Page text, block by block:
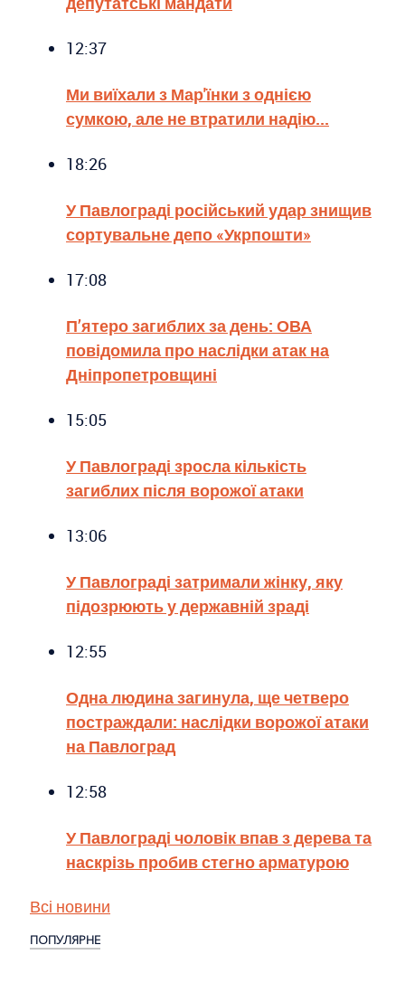
12:37
Ми виїхали з Мар'їнки з однією
сумкою, але не втратили надію...
18:26
У Павлограді російський удар знищив
сортувальне депо «Укрпошти»
17:08
П’ятеро загиблих за день: ОВА
повідомила про наслідки атак на
Дніпропетровщині
15:05
У Павлограді зросла кількість
загиблих після ворожої атаки
13:06
У Павлограді затримали жінку, яку
підозрюють у державній зраді
12:55
Одна людина загинула, ще четверо
постраждали: наслідки ворожої атаки
на Павлоград
12:58
У Павлограді чоловік впав з дерева та
наскрізь пробив стегно арматурою
Всі новини
ПОПУЛЯРНЕ